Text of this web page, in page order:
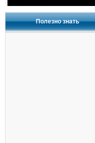
Полезно знать